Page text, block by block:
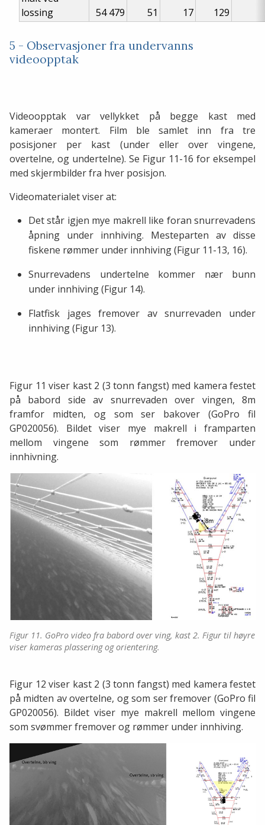
lossing
54 479 51 17 129
5 - Observasjoner fra undervanns
videoopptak
Videoopptak var vellykket på begge kast med
kameraer montert. Film ble samlet inn fra tre
posisjoner per kast (under eller over vingene,
overtelne, og undertelne). Se Figur 11-16 for eksempel
med skjermbilder fra hver posisjon.
Videomaterialet viser at:
Det står igjen mye makrell like foran snurrevadens
åpning under innhiving. Mesteparten av disse
fiskene rømmer under innhiving (Figur 11-13, 16).
Snurrevadens undertelne kommer nær bunn
under innhiving (Figur 14).
Flatfisk jages fremover av snurrevaden under
innhiving (Figur 13).
Figur 11 viser kast 2 (3 tonn fangst) med kamera festet
på babord side av snurrevaden over vingen, 8m
framfor midten, og som ser bakover (GoPro fil
GP020056). Bildet viser mye makrell i framparten
mellom vingene som rømmer fremover under
innhivning.
Figur 11. GoPro video fra babord over ving, kast 2. Figur til høyre
viser kameras plassering og orientering.
Figur 12 viser kast 2 (3 tonn fangst) med kamera festet
på midten av overtelne, og som ser fremover (GoPro fil
GP020056). Bildet viser mye makrell mellom vingene
som svømmer fremover og rømmer under innhiving.